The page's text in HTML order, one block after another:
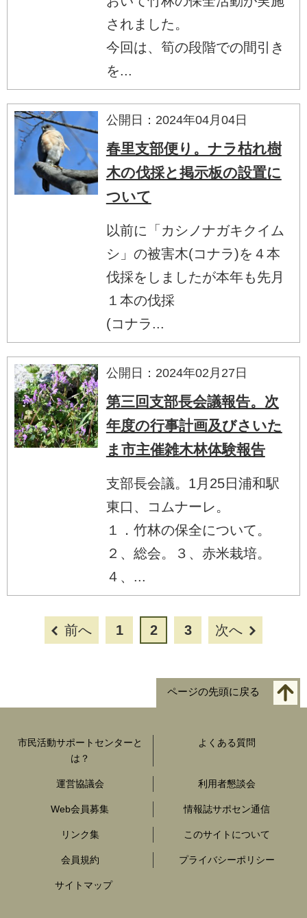
されました。
今回は、筍の段階での間引き
を...
公開日：2024年04月04日
春里支部便り。ナラ枯れ樹
木の伐採と掲示板の設置に
ついて
以前に「カシノナガキクイム
シ」の被害木(コナラ)を４本
伐採をしましたが本年も先月
１本の伐採
(コナラ...
公開日：2024年02月27日
第三回支部長会議報告。次
年度の行事計画及びさいた
ま市主催雑木林体験報告
支部長会議。1月25日浦和駅
東口、コムナーレ。
１．竹林の保全について。
２、総会。３、赤米栽培。
４、...
前へ 1 2 3 次へ
ページの先頭に戻る
市民活動サポートセンターと
は？
よくある質問
運営協議会 利用者懇談会
Web会員募集 情報誌サポセン通信
リンク集 このサイトについて
会員規約 プライバシーポリシー
サイトマップ